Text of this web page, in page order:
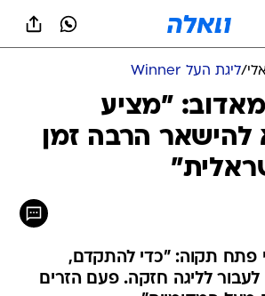
/ליגת העל Winner
"מציע
להישאר הרבה זמן
פתח תקוה: "כדי להתקדם,
לעבור לליגה חזקה. פעם הזרים